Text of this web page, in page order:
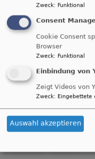
Adventskonzert
Evangelisch
Zweck: Funktional
Consent
Cookie Consent
Browser
Zweck: Funktional
Einbindung von
Zeigt Videos von
Zweck: Eingebettete
Auswahl akzeptieren